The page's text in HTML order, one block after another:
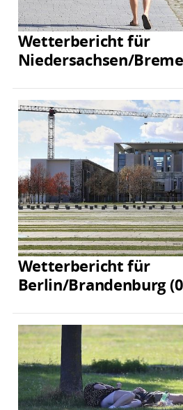
Wetterbericht für
Niedersachsen/
Wetterbericht für
Berlin/Brandenburg